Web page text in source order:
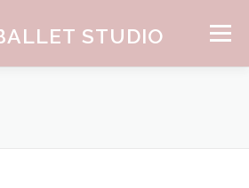
STUDIO メニュー